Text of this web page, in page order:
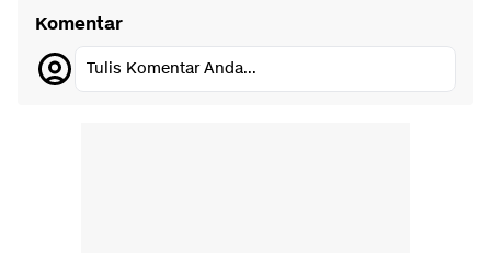
Komentar
Tulis Komentar Anda...